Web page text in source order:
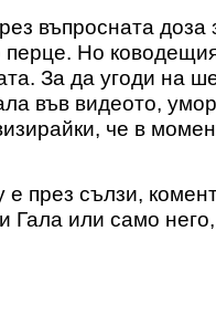
въпросната доза
перце. Но
За да угоди на
във видеото,
че в
през сълзи,
или само